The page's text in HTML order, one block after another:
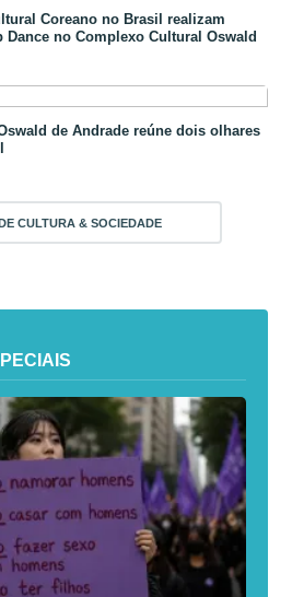
Coreano no Brasil realizam
no Complexo Cultural Oswald
de Andrade reúne dois olhares
CULTURA & SOCIEDADE